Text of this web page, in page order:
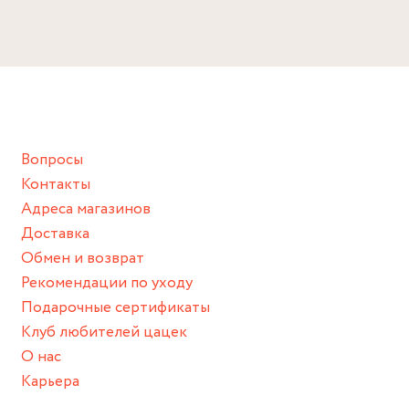
Вопросы
Контакты
Адреса магазинов
Доставка
Обмен и возврат
Рекомендации по уходу
Подарочные сертификаты
Клуб любителей цацек
О нас
Карьера